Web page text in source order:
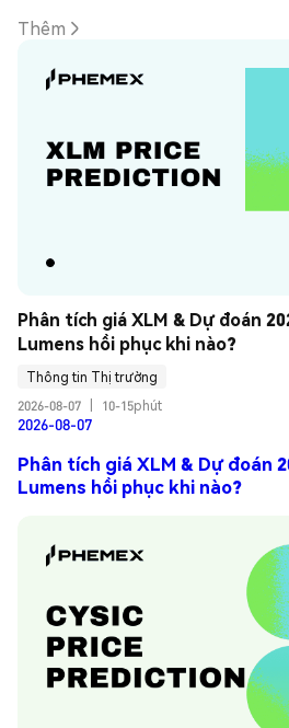
Thêm
Phân tích giá XLM & Dự đoán
Lumens hồi phục khi nào?
Thông tin Thị trường
2026-08-07
10-15phút
2026-08-07
Phân tích giá XLM & Dự đoán
Lumens hồi phục khi nào?